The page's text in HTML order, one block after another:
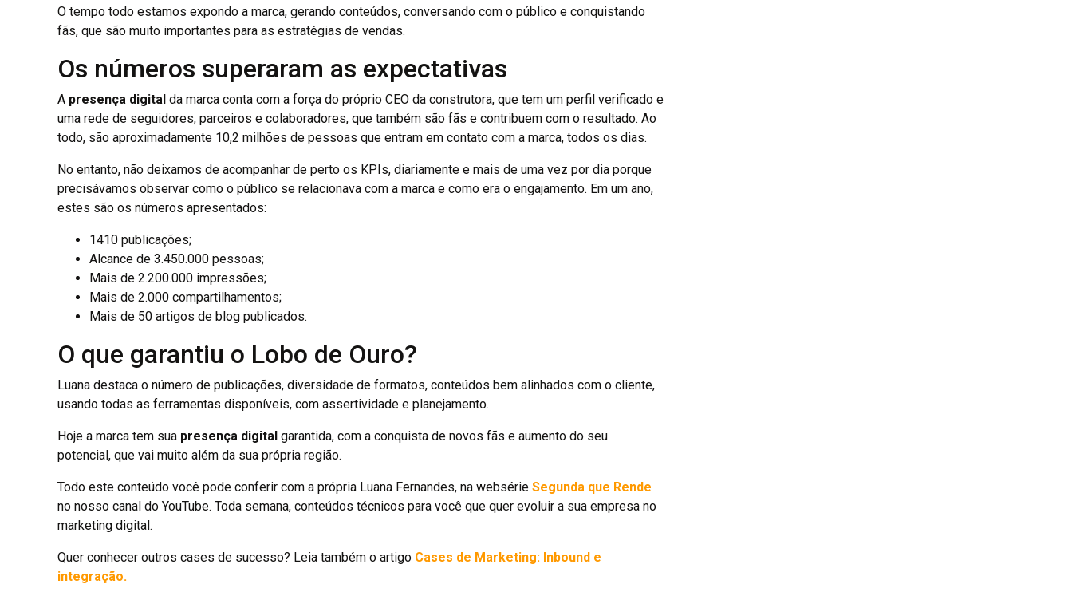
O tempo todo estamos expondo a marca, gerando conteúdos, conversando com o público e conquistando
fãs, que são muito importantes para as estratégias de vendas.
Os números superaram as expectativas
A presença digital da marca conta com a força do próprio CEO da construtora, que tem um perfil verificado e
uma rede de seguidores, parceiros e colaboradores, que também são fãs e contribuem com o resultado. Ao
todo, são aproximadamente 10,2 milhões de pessoas que entram em contato com a marca, todos os dias.
No entanto, não deixamos de acompanhar de perto os KPIs, diariamente e mais de uma vez por dia porque
precisávamos observar como o público se relacionava com a marca e como era o engajamento. Em um ano,
estes são os números apresentados:
1410 publicações;
Alcance de 3.450.000 pessoas;
Mais de 2.200.000 impressões;
Mais de 2.000 compartilhamentos;
Mais de 50 artigos de blog publicados.
O que garantiu o Lobo de Ouro?
Luana destaca o número de publicações, diversidade de formatos, conteúdos bem alinhados com o cliente,
usando todas as ferramentas disponíveis, com assertividade e planejamento.
Hoje a marca tem sua presença digital garantida, com a conquista de novos fãs e aumento do seu
potencial, que vai muito além da sua própria região.
Todo este conteúdo você pode conferir com a própria Luana Fernandes, na websérie Segunda que Rende
no nosso canal do YouTube. Toda semana, conteúdos técnicos para você que quer evoluir a sua empresa no
marketing digital.
Quer conhecer outros cases de sucesso? Leia também o artigo Cases de Marketing: Inbound e
integração.